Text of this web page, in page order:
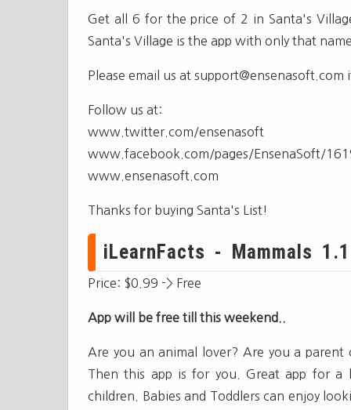
Get all 6 for the price of 2 in Santa's
Santa's Village is the app with only that
Please email us at support@ensenasoft.com
Follow us at:
www.twitter.com/ensenasoft
www.facebook.com/pages/EnsenaSoft/
www.ensenasoft.com
Thanks for buying Santa's List!
iLearnFacts - Mammals
Price: $0.99 -> Free
App will be free till this weekend..
Are you an animal lover? Are you a
Then this app is for you. Great app for a
children. Babies and Toddlers can enjoy